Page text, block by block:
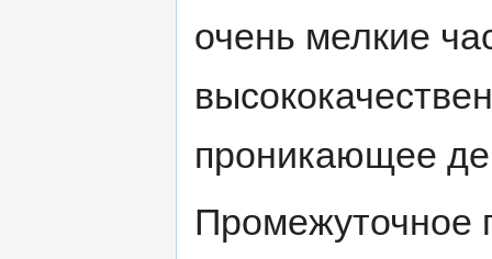
очень мелкие
проникающее
Промежуточное